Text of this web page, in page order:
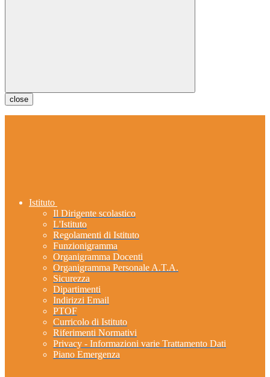
close
Istituto
Il Dirigente scolastico
L'Istituto
Regolamenti di Istituto
Funzionigramma
Organigramma Docenti
Organigramma Personale A.T.A.
Sicurezza
Dipartimenti
Indirizzi Email
PTOF
Curricolo di Istituto
Riferimenti Normativi
Privacy - Informazioni varie Trattamento Dati
Piano Emergenza